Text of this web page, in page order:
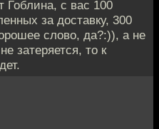
Гоблина, с вас 100
за доставку, 300
слово, да?:)), а не
затеряется, то к